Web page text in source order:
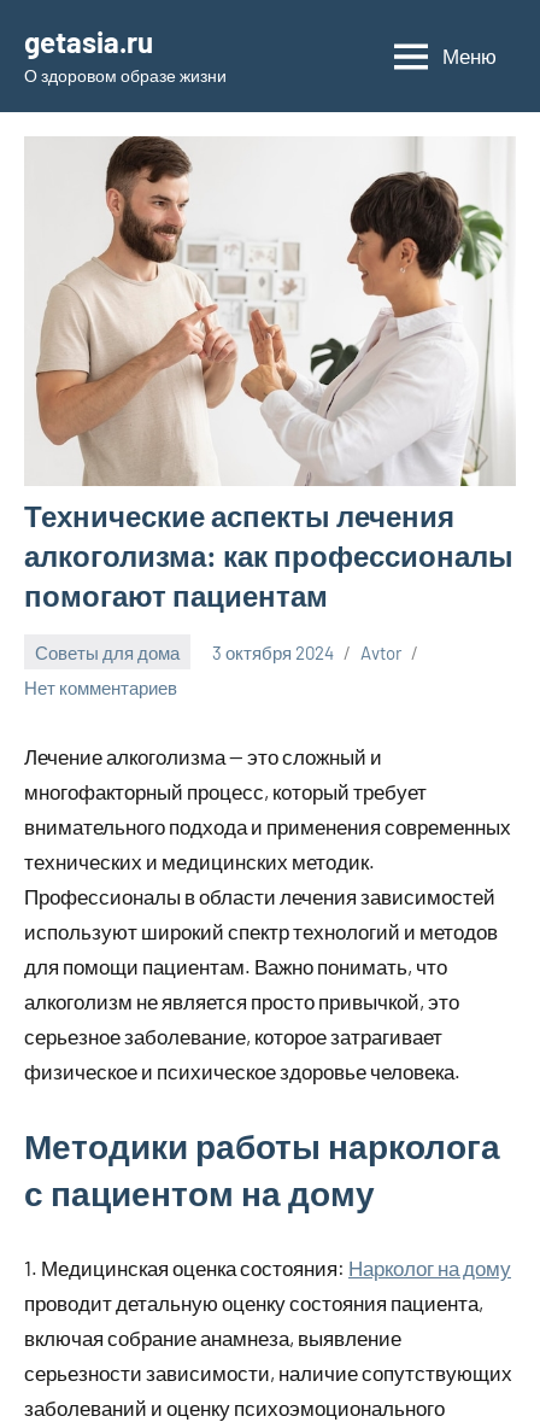
содержимому
getasia.ru
О здоровом образе жизни
Меню
Технические аспекты лечения
алкоголизма: как профессионалы
помогают пациентам
Советы для дома 3 октября 2024
Avtor
Нет комментариев
Лечение алкоголизма — это сложный и
многофакторный процесс, который требует
внимательного подхода и применения современных
технических и медицинских методик.
Профессионалы в области лечения зависимостей
используют широкий спектр технологий и методов
для помощи пациентам. Важно понимать, что
алкоголизм не является просто привычкой, это
серьезное заболевание, которое затрагивает
физическое и психическое здоровье человека.
Методики работы нарколога
с пациентом на дому
1. Медицинская оценка состояния: Нарколог на дому
проводит детальную оценку состояния пациента,
включая собрание анамнеза, выявление
серьезности зависимости, наличие сопутствующих
заболеваний и оценку психоэмоционального